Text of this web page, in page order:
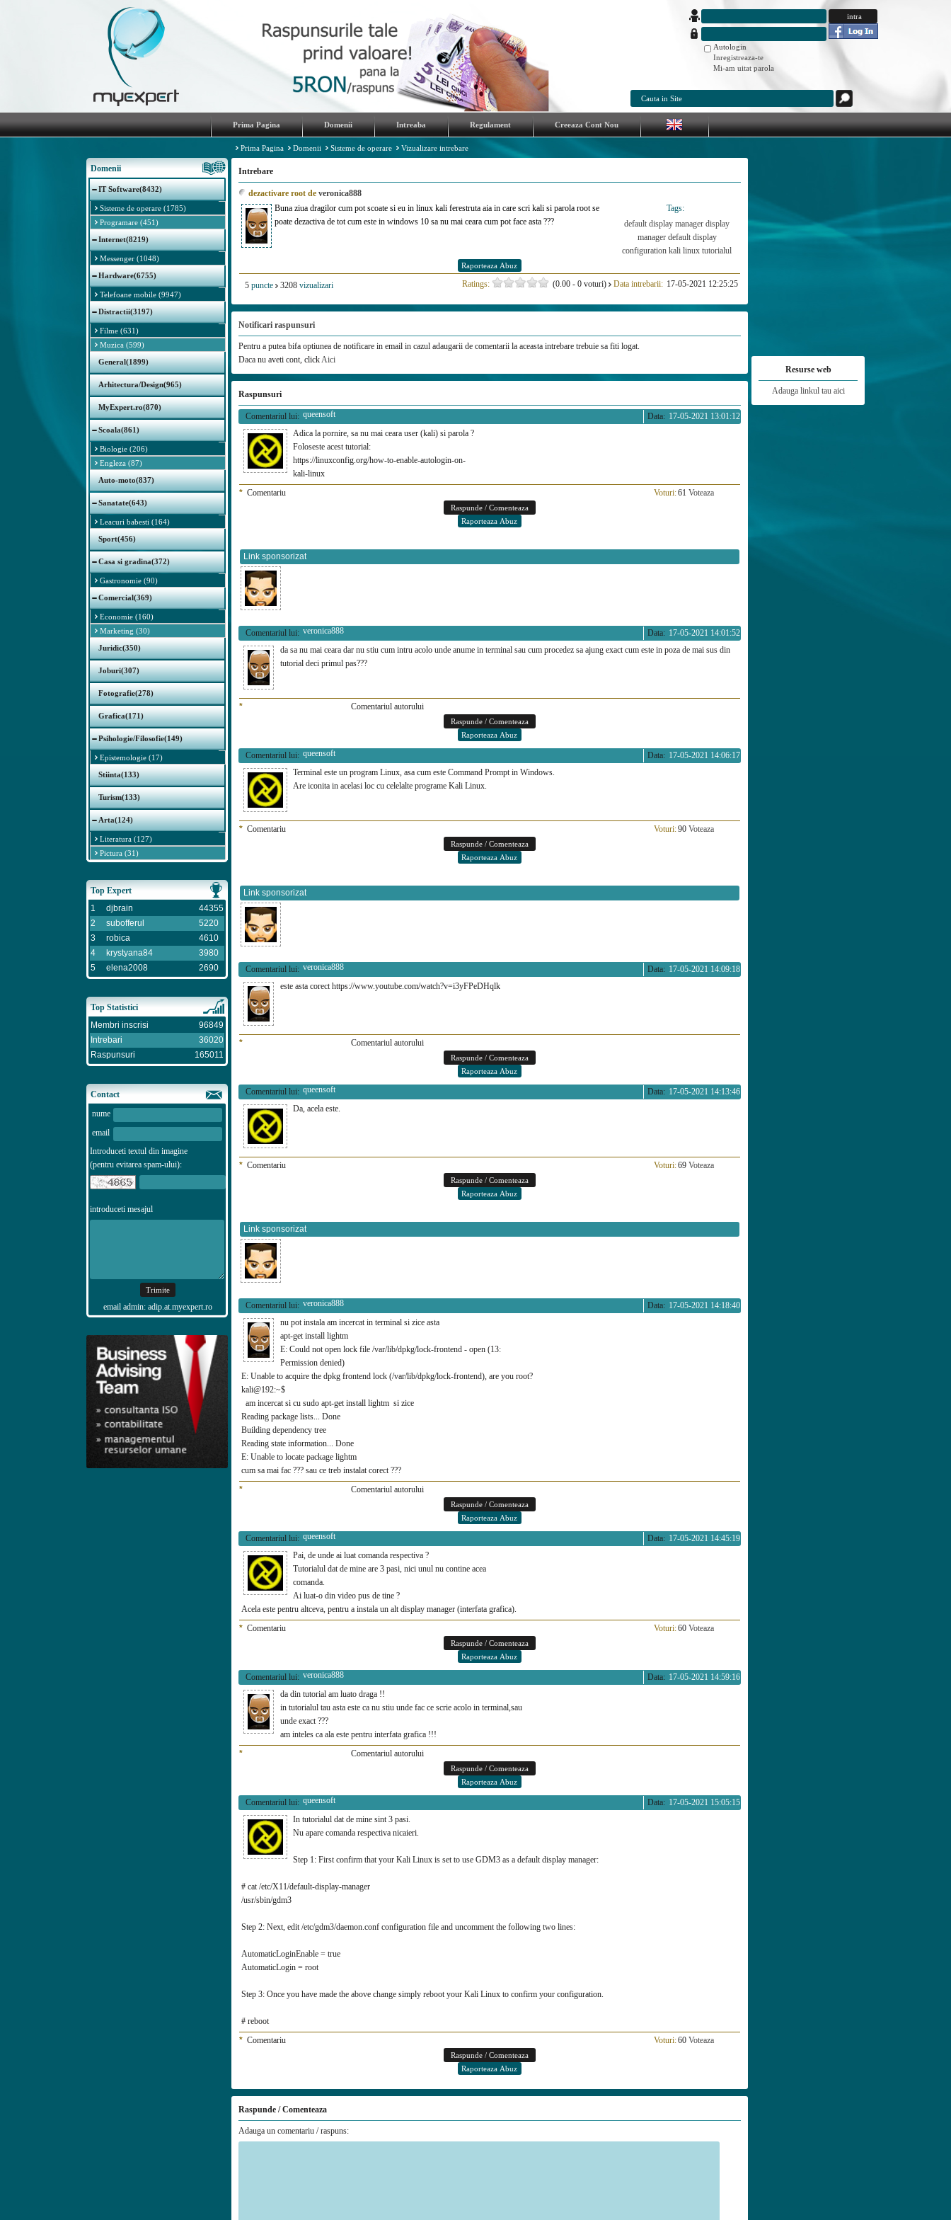
Autologin
Inregistreaza-te
Mi-am uitat parola
Prima Pagina Domenii Intreaba Regulament Creeaza Cont Nou
Domenii
IT Software(8432)
Sisteme de operare (1785)
Programare (451)
Internet(8219)
Messenger (1048)
Hardware(6755)
Telefoane mobile (9947)
Distractii(3197)
Filme (631)
Muzica (599)
General(1899)
Arhitectura/Design(965)
MyExpert.ro(870)
Scoala(861)
Biologie (206)
Engleza (87)
Auto-moto(837)
Sanatate(643)
Leacuri babesti (164)
Sport(456)
Casa si gradina(372)
Gastronomie (90)
Comercial(369)
Economie (160)
Marketing (30)
Juridic(350)
Joburi(307)
Fotografie(278)
Grafica(171)
Psihologie/Filosofie(149)
Epistemologie (17)
Stiinta(133)
Turism(133)
Arta(124)
Literatura (127)
Pictura (31)
Top Expert
1
djbrain
44355
2
subofferul
5220
3
robica
4610
4
krystyana84
3980
5
elena2008 2690
Top Statistici
Membri inscrisi
96849
Intrebari
36020
Raspunsuri
165011
Contact
nume
email
Introduceti textul din imagine
(pentru evitarea spam-ului):
introduceti mesajul
email admin: adip.at.myexpert.ro
Prima Pagina Domenii Sisteme de operare Vizualizare intrebare
Intrebare
dezactivare root de veronica888
Buna ziua dragilor cum pot scoate si eu in linux kali ferestruta aia in care scri kali si parola root se
poate dezactiva de tot cum este in windows 10 sa nu mai ceara cum pot face asta ???
Tags:
default display manager display
manager default display
configuration kali linux tutorialul
5 puncte 3208 vizualizari 17-05-2021 12:25:25
Data intrebarii:
(0.00 - 0 voturi)
Ratings:
Notificari raspunsuri
Pentru a putea bifa optiunea de notificare in email in cazul adaugarii de comentarii la aceasta intrebare trebuie sa fiti logat.
Daca nu aveti cont, clickAici
Raspunsuri
Comentariul lui: queensoft 17-05-2021 13:01:12
Data:
Adica la pornire, sa nu mai ceara user (kali) si parola ?
Foloseste acest tutorial:
https://linuxconfig.org/how-to-enable-autologin-on-
kali-linux
* Comentariu Voturi:61 Voteaza
Link sponsorizat
Comentariul lui: veronica888 17-05-2021 14:01:52
Data:
da sa nu mai ceara dar nu stiu cum intru acolo unde anume in terminal sau cum procedez sa ajung exact cum este in poza de mai sus din
tutorial deci primul pas???
* Comentariul autorului
Comentariul lui: queensoft 17-05-2021 14:06:17
Data:
Terminal este un program Linux, asa cum este Command Prompt in Windows.
Are iconita in acelasi loc cu celelalte programe Kali Linux.
* Comentariu Voturi:90 Voteaza
Link sponsorizat
Comentariul lui: veronica888 17-05-2021 14:09:18
Data:
este asta corect https://www.youtube.com/watch?v=i3yFPeDHqlk
* Comentariul autorului
Comentariul lui: queensoft 17-05-2021 14:13:46
Data:
Da, acela este.
* Comentariu Voturi:69 Voteaza
Link sponsorizat
Comentariul lui: veronica888 17-05-2021 14:18:40
Data:
nu pot instala am incercat in terminal si zice asta
apt-get install lightm
E: Could not open lock file /var/lib/dpkg/lock-frontend - open (13:
Permission denied)
E: Unable to acquire the dpkg frontend lock (/var/lib/dpkg/lock-frontend), are you root?
kali@192:~$
am incercat si cu sudo apt-get install lightm si zice
Reading package lists... Done
Building dependency tree
Reading state information... Done
E: Unable to locate package lightm
cum sa mai fac ??? sau ce treb instalat corect ???
*
Comentariul autorului
Comentariul lui: queensoft 17-05-2021 14:45:19
Data:
Pai, de unde ai luat comanda respectiva ?
Tutorialul dat de mine are 3 pasi, nici unul nu contine acea
comanda.
Ai luat-o din video pus de tine ?
Acela este pentru altceva, pentru a instala un alt display manager (interfata grafica).
* Comentariu Voturi:60 Voteaza
Comentariul lui: veronica888 17-05-2021 14:59:16
Data:
da din tutorial am luato draga !!
in tutorialul tau asta este ca nu stiu unde fac ce scrie acolo in terminal,sau
unde exact ???
am inteles ca ala este pentru interfata grafica !!!
*
Comentariul autorului
Comentariul lui: queensoft 17-05-2021 15:05:15
Data:
In tutorialul dat de mine sint 3 pasi.
Nu apare comanda respectiva nicaieri.
Step 1: First confirm that your Kali Linux is set to use GDM3 as a default display manager:
# cat /etc/X11/default-display-manager
/usr/sbin/gdm3
Step 2: Next, edit /etc/gdm3/daemon.conf configuration file and uncomment the following two lines:
AutomaticLoginEnable = true
AutomaticLogin = root
Step 3: Once you have made the above change simply reboot your Kali Linux to confirm your configuration.
# reboot
* Comentariu Voturi:60 Voteaza
Raspunde / Comenteaza
Adauga un comentariu / raspuns:
Resurse web
Adauga linkul tau aici